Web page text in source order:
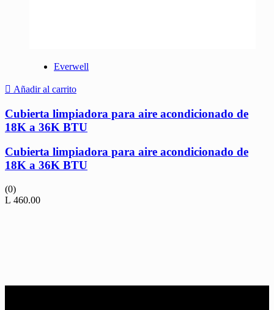
Everwell
Añadir al carrito
Cubierta limpiadora para aire acondicionado de
18K a 36K BTU
Cubierta limpiadora para aire acondicionado de
18K a 36K BTU
(0)
L 460.00